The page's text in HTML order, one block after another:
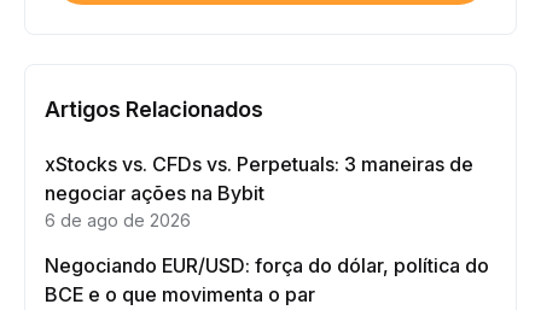
Artigos Relacionados
xStocks vs. CFDs vs. Perpetuals: 3 maneiras de
negociar ações na Bybit
6 de ago de 2026
Negociando EUR/USD: força do dólar, política do
BCE e o que movimenta o par